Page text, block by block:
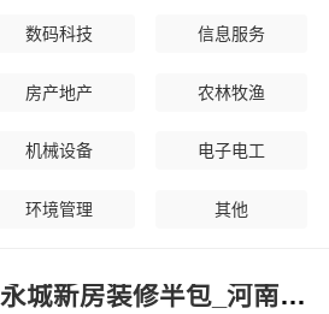
数码科技 信息服务
房产地产 农林牧渔
机械设备 电子电工
环境管理 其他
永城新房装修半包_河南璟臻环保建材有限公司灵活定制